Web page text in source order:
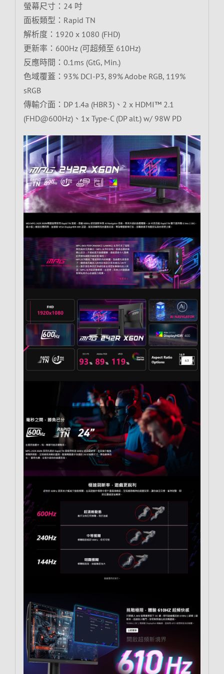
螢幕尺寸：24 吋
面板類型：Rapid TN
解析度：1920 x 1080 (FHD)
更新率：600Hz (可超頻至 610Hz)
反應時間：0.1ms (GtG, Min.)
色域覆蓋：93% DCI-P3, 89% Adobe RGB, 119%
sRGB
傳輸介面：DP 1.4a (HBR3)、2 x HDMI™ 2.1
(FHD@600Hz)、1x Type-C (DP alt.) w/ 98W PD